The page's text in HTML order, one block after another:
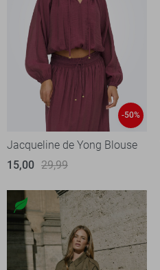
-50%
Jacqueline de Yong Blouse
15,00 29,99